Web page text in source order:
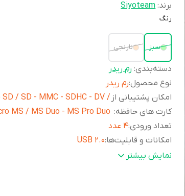
برند: Siyoteam
رنگ
سبز نارنجی
دسته‌بندی: رم ریدر
نوع محصول:رم ریدر
امکان پشتیبانی از
کارت های حافظه:
/ SD - MMC - SDHC - DV /
MS / MS Duo - MS Pro Duo
تعداد ورودی:۴ عدد
امکانات و قابلیت‌ها:USB ۲.۰
ابعاد:55x21x11 میلی متر
نمایش بیشتر